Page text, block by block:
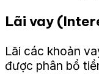
Lãi vay
Lãi các khoản
được phân bổ